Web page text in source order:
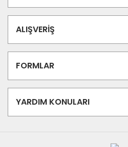
ALIŞVERİŞ
FORMLAR
YARDIM KONULARI